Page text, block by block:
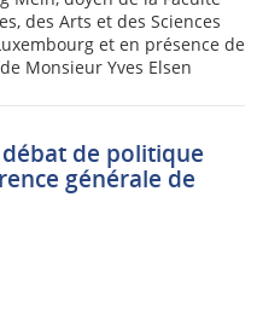
des Arts et des Sciences
et en présence de
Monsieur Yves Elsen
de politique
générale de